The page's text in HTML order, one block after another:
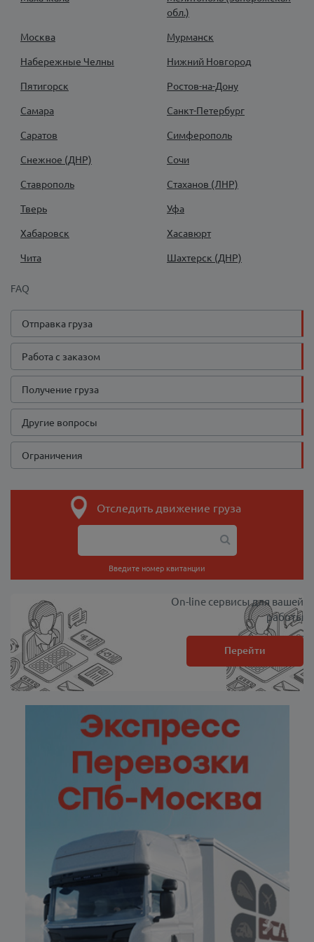
обл.)
Москва
Мурманск
Набережные Челны
Нижний Новгород
Пятигорск
Ростов-на-Дону
Самара
Санкт-Петербург
Саратов
Симферополь
Снежное (ДНР)
Сочи
Ставрополь
Стаханов (ЛНР)
Тверь
Уфа
Хабаровск
Хасавюрт
Чита
Шахтерск (ДНР)
FAQ
Отправка груза
Работа с заказом
Получение груза
Другие вопросы
Ограничения
Отследить движение груза
Введите номер квитанции
On-line сервисы для вашей
работы
Перейти
Previous Next